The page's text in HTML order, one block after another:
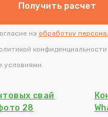
на обработку
условиями.